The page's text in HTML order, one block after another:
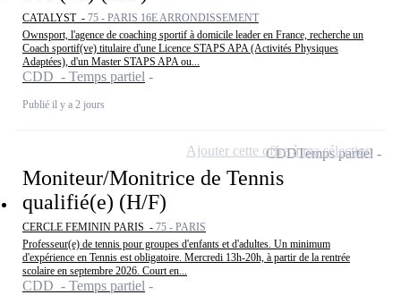
CATALYST - 75 - PARIS 16E ARRONDISSEMENT
Ownsport, l'agence de coaching sportif à domicile leader en France, recherche un
Coach sportif(ve) titulaire d'une Licence STAPS APA (Activités Physiques
Adaptées), d'un Master STAPS APA ou...
CDD - Temps partiel
Publié il y a 2 jours
Moniteur/Monitrice de Tennis
qualifié(e) (H/F)
CERCLE FEMININ PARIS - 75 - PARIS
Professeur(e) de tennis pour groupes d'enfants et d'adultes. Un minimum
d'expérience en Tennis est obligatoire. Mercredi 13h-20h, à partir de la rentrée
scolaire en septembre 2026. Court en...
CDD - Temps partiel
CDDTemps partiel
Ajouter cette offre à ma sélection